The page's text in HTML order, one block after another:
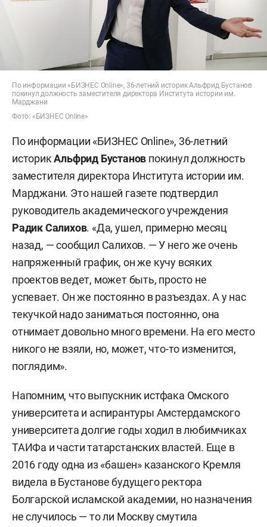
По информации «БИЗНЕС Online», 36-летний историк Альфрид Бустанов
покинул должность заместителя директора Института истории им.
Марджани
Фото: «БИЗНЕС Online»
По информации «БИЗНЕС Online», 36-летний
историкАльфрид Бустанов покинул должность
заместителя директора Института истории им.
Марджани. Это нашей газете подтвердил
руководитель академического учреждения
Радик Салихов. «Да, ушел, примерно месяц
назад, — сообщил Салихов. — У него же очень
напряженный график, он же кучу всяких
проектов ведет, может быть, просто не
успевает. Он же постоянно в разъездах. А у нас
текучкой надо заниматься постоянно, она
отнимает довольно много времени. На его место
никого не взяли, но, может, что-то изменится,
поглядим».
Напомним, что выпускник истфака Омского
университета и аспирантуры Амстердамского
университета долгие годы ходил в любимчиках
ТАИФа и части татарстанских властей. Еще в
2016 году одна из «башен» казанского Кремля
видела в Бустанове будущего ректора
Болгарской исламской академии, но назначения
не случилось — то ли Москву смутила